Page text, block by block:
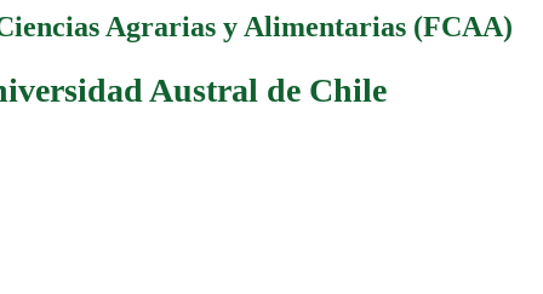
Agrarias y Alimentarias (FCAA)
Austral de Chile